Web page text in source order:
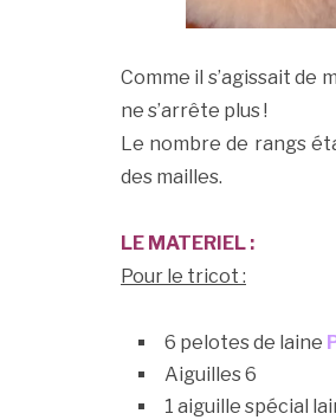
Comme il s’agissait de
ne s’arrête plus !
Le nombre de rangs
des mailles.
LE MATERIEL :
Pour le tricot :
6 pelotes de laine
Aiguilles 6
1 aiguille spécial